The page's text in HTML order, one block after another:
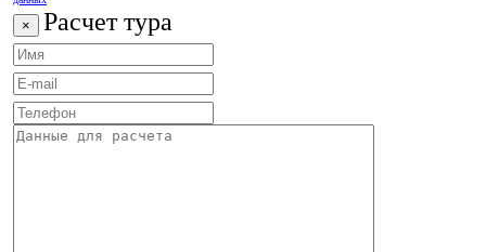
× Расчет тура